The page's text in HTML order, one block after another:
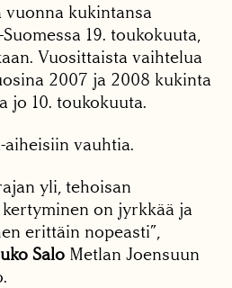
kukintansa
19. toukokuuta,
Vuosittaista vaihtelua
2007 ja 2008 kukinta
jo 10. toukokuuta.
vauhtia.
yli, tehoisan
on jyrkkää ja
erittäin nopeasti”,
Salo Metlan Joensuun